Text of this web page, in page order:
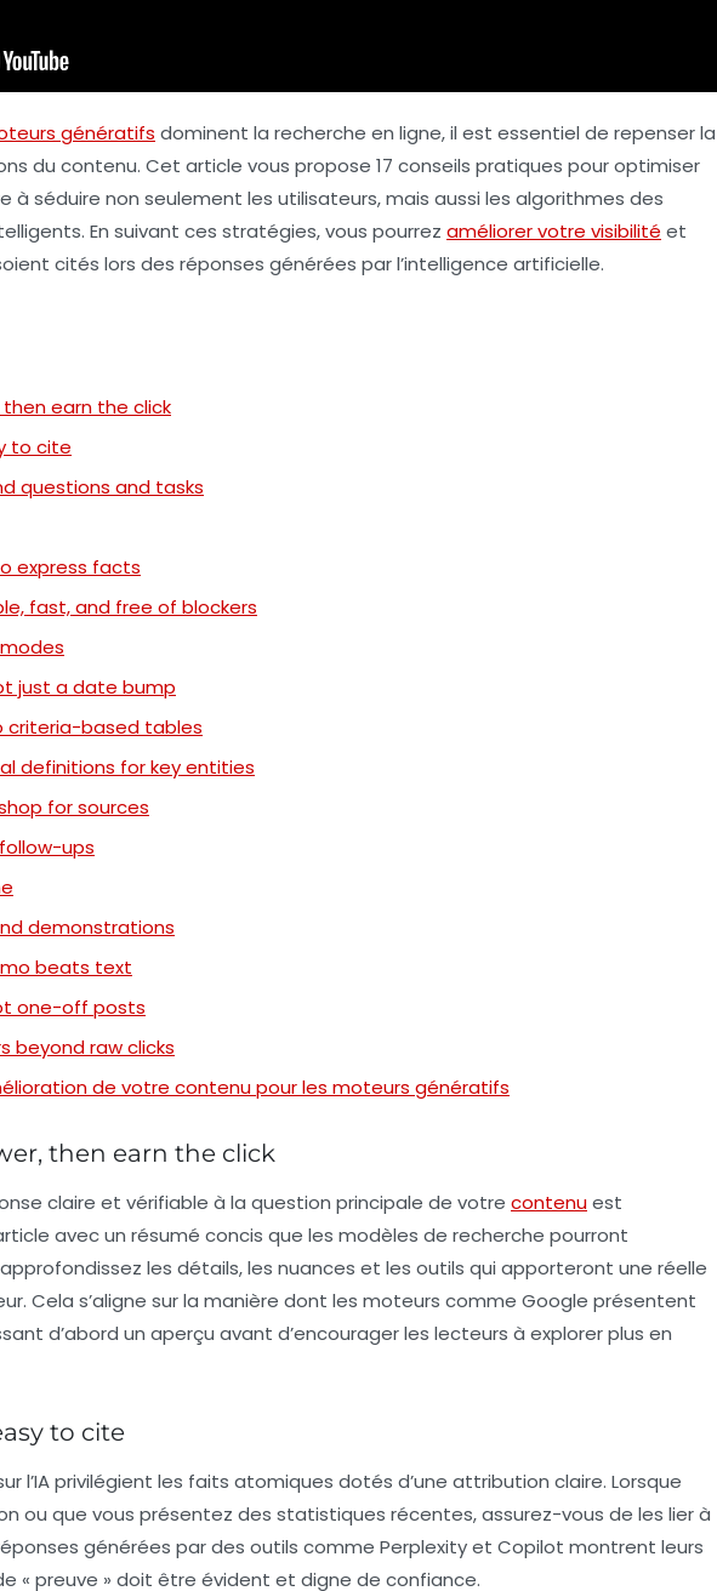
génératifs dominent la recherche en ligne, il est essentiel de repenser la
du contenu. Cet article vous propose 17 conseils pratiques pour optimiser
à séduire non seulement les utilisateurs, mais aussi les algorithmes des
En suivant ces stratégies, vous pourrez améliorer votre visibilité et
cités lors des réponses générées parl’intelligence artificielle.
earn the click
to cite
questions and tasks
express facts
fast, and free of blockers
just a date bump
criteria-based tables
definitions for key entities
for sources
ups
demonstrations
beats text
one-off posts
beyond raw clicks
de votre contenu pour les moteurs génératifs
then earn the click
claire et vérifiable à la question principale de votre contenuest
avec un résumé concis que les modèles de recherche pourront
les détails, les nuances et les outils qui apporteront une réelle
Cela s’aligne sur la manière dont les moteurs comme Google présentent
d’abord un aperçu avant d’encourager les lecteurs à explorer plus en
to cite
l’IA privilégient les faits atomiques dotés d’une attribution claire. Lorsque
ou que vous présentez des statistiques récentes, assurez-vous de les lier à
générées par des outils comme Perplexityet Copilot montrent leurs
« preuve » doit être évident et digne de confiance.